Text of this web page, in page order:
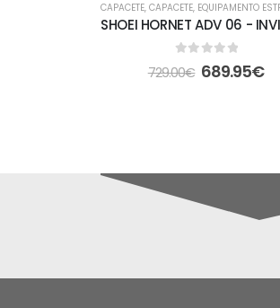
CAPACETE, CAPACETE, EQUIPAMENTO
out of 5
729.00€ 689.95€